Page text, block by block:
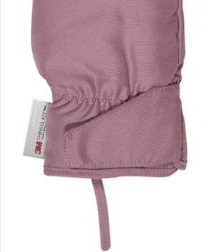
Bestellung & Lieferung
Retoure & Reklamation
Gutscheine & Aktionen
Kontakt & Service
Filialen & Beratung